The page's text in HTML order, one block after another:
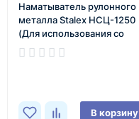
Наматыватель рулонного
металла Stalex НСЦ-1250
(Для использования со
станками продольной
резки)
В корзину